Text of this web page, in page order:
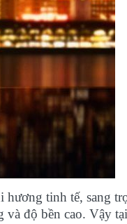
tinh tế, sang
độ bền cao. Vậy